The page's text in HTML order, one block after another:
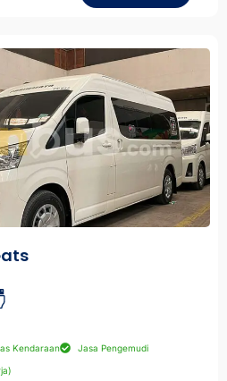
Kendaraan Jasa Pengemudi